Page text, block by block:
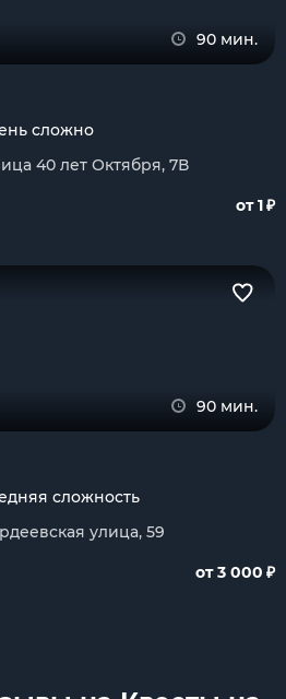
90 мин.
сложно
40 лет Октября, 7В
от 1₽
90 мин.
сложность
улица, 59
от 3 000 ₽